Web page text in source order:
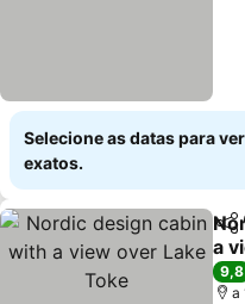
Selecione as datas para
exatos.
a
9,8
a